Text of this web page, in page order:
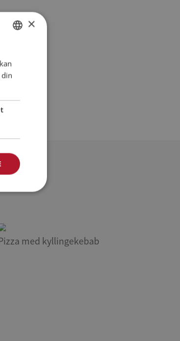
med kyllingekebab
ENGLISH
GERMAN
×